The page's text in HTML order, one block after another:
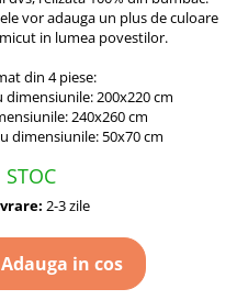
vor adauga un plus de culoare
in lumea povestilor.
din 4 piese:
200x220 cm
240x260 cm
dimensiunile: 50x70 cm
2-3 zile
Adauga in cos